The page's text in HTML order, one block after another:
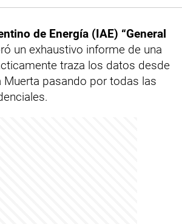
de Energía (IAE) “General
un exhaustivo informe de una
traza los datos desde
Muerta pasando por todas las